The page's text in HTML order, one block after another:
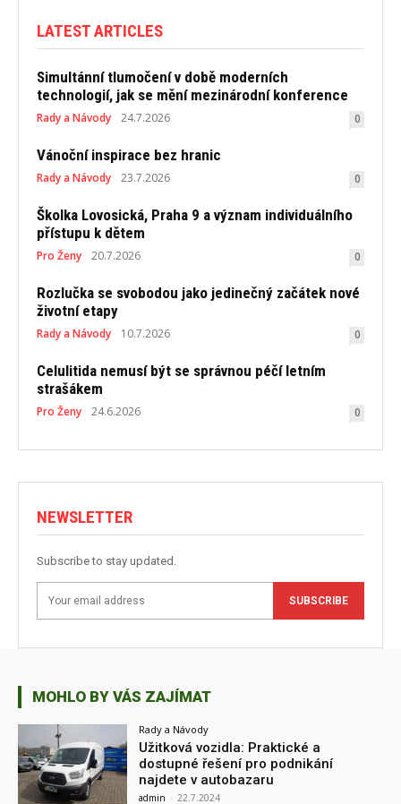
LATEST ARTICLES
Simultánní tlumočení v době moderních
technologií, jak se mění mezinárodní konference
Rady a Návody 24.7.2026 0
Vánoční inspirace bez hranic
Rady a Návody 23.7.2026 0
Školka Lovosická, Praha 9 a význam individuálního
přístupu k dětem
Pro Ženy 20.7.2026 0
Rozlučka se svobodou jako jedinečný začátek nové
životní etapy
Rady a Návody 10.7.2026 0
Celulitida nemusí být se správnou péčí letním
strašákem
Pro Ženy 24.6.2026 0
NEWSLETTER
Subscribe to stay updated.
SUBSCRIBE
MOHLO BY VÁS ZAJÍMAT
Rady a Návody
Užitková vozidla: Praktické a
dostupné řešení pro podnikání
najdete v autobazaru
admin - 22.7.2024